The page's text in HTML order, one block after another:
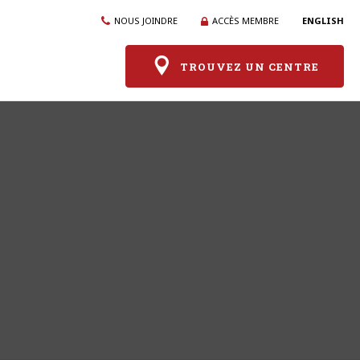
NOUS JOINDRE ACCÈS MEMBRE ENGLISH
TROUVEZ UN CENTRE